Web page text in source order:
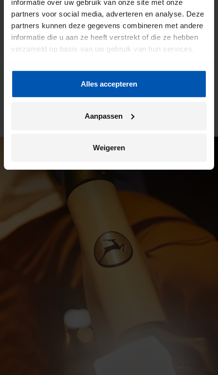
informatie over uw gebruik van onze site met onze
partners voor social media, adverteren en analyse. Deze
partners kunnen deze gegevens combineren met andere
informatie die u aan ze heeft verstrekt of die ze hebben
verzameld op basis van uw gebruik van hun services.
Alles accepteren
Aanpassen
Weigeren
We willen dat jij de meeste kilometers uit jouw fiets haalt.
Daarom werken we intensief samen met onze fietsenwinkels.
Je kunt hier altijd terecht voor advies, maar dit is ook de plek
tijd toe aan een onderhoudsbeurt? Ook dan kun je weer bij
deze winkel terecht. Zo heb je altijd een vast en vertrouwd